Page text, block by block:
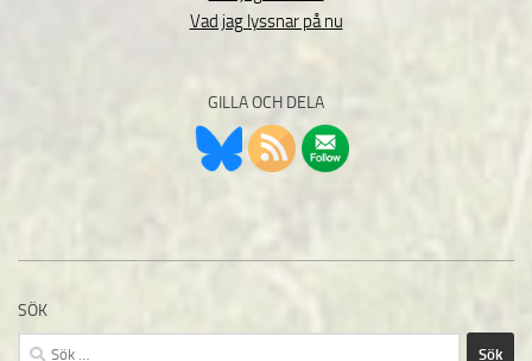
Vad jag lyssnar på nu
GILLA OCH DELA
SÖK
Sök